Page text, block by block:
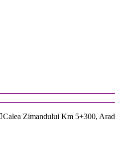
Calea Zimandului Km 5+300, Arad